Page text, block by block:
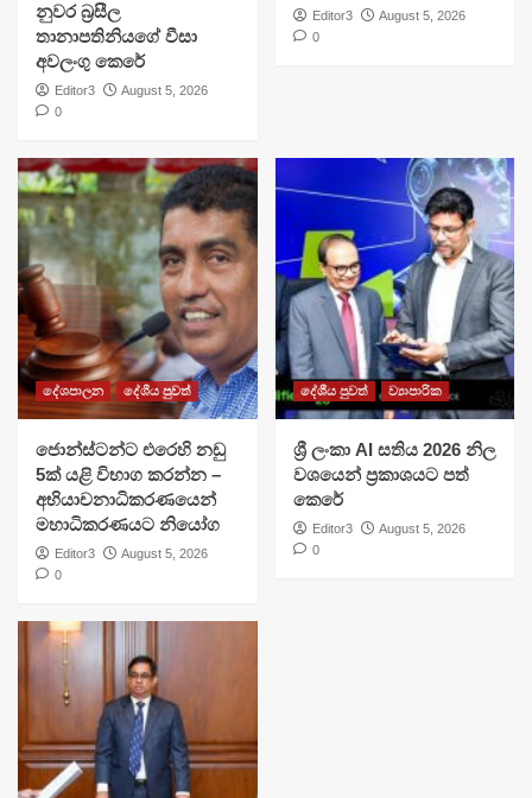
නුවර බ්‍රසීල
තානාපතිනියගේ වීසා
අවලංගු කෙරේ
Editor3
August 5, 2026
0
Editor3
August 5, 2026
0
දේශපාලන දේශීය පුවත්
ජොන්ස්ටන්ට එරෙහි නඩු
5ක් යළි විභාග කරන්න –
අභියාචනාධිකරණයෙන්
මහාධිකරණයට නියෝග
Editor3
August 5, 2026
0
දේශීය පුවත් ව්‍යාපාරික
ශ්‍රී ලංකා AI සතිය 2026 නිල
වශයෙන් ප්‍රකාශයට පත්
කෙරේ
Editor3
August 5, 2026
0